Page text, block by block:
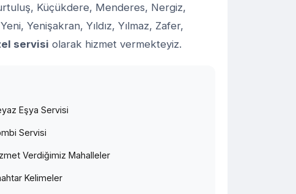
Küçükdere, Menderes, Nergiz,
Yenişakran, Yıldız, Yılmaz, Zafer,
servisi olarak hizmet vermekteyiz.
Eşya Servisi
Servisi
Verdiğimiz Mahalleler
Kelimeler